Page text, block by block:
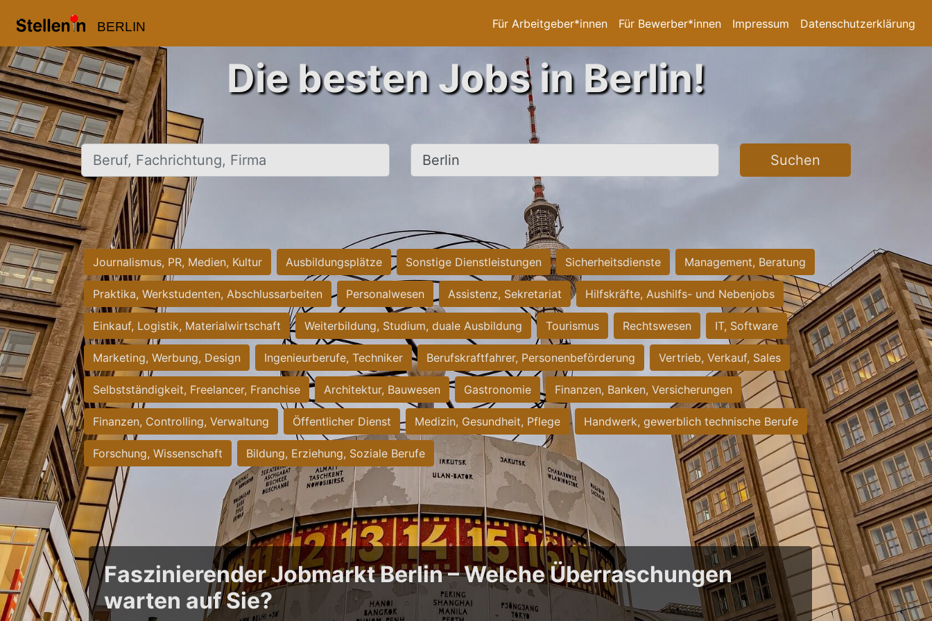
BERLIN Für Arbeitgeber*innen Für Bewerber*innen Impressum Datenschutzerklärung
Die besten Jobs in Berlin!
Beruf, Fachrichtung, Firma Ort, Stadt Suchen
Journalismus, PR, Medien, Kultur Ausbildungsplätze Sonstige Dienstleistungen Sicherheitsdienste Management, Beratung
Praktika, Werkstudenten, Abschlussarbeiten Personalwesen Assistenz, Sekretariat Hilfskräfte, Aushilfs- und Nebenjobs
Einkauf, Logistik, Materialwirtschaft Weiterbildung, Studium, duale Ausbildung Tourismus Rechtswesen IT, Software
Marketing, Werbung, Design Ingenieurberufe, Techniker Berufskraftfahrer, Personenbeförderung Vertrieb, Verkauf, Sales
Selbstständigkeit, Freelancer, Franchise Architektur, Bauwesen Gastronomie Finanzen, Banken, Versicherungen
Finanzen, Controlling, Verwaltung Öffentlicher Dienst Medizin, Gesundheit, Pflege Handwerk, gewerblich technische Berufe
Forschung, Wissenschaft Bildung, Erziehung, Soziale Berufe
Faszinierender Jobmarkt Berlin – Welche Überraschungen
warten auf Sie?